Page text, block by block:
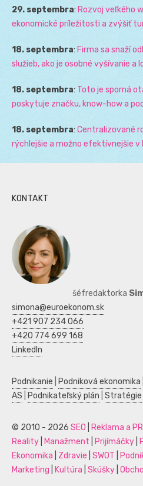
29. septembra: Rozvoj veľkého
ekonomické príležitosti a zvýšiť
18. septembra: Firma sa snaží
služieb, ako je osobné vyšívanie a
18. septembra: Toto je sporná
poskytuje značku, know-how a
18. septembra: Centralizované
rýchlejšie a možno efektívnejšie v
KONTAKT
šéfredaktorka
simona@euroekonom.sk
+421 907 234 066
+420 774 699 168
LinkedIn
Podnikanie Podniková ekonomika
AS
Podnikateľský plán Stratégie
© 2010 - 2026 SEO Reklama a PR
Reality
Manažment Prijímáčky
Ekonomika
Zdravie SWOT
Marketing
Kultúra Skúšky